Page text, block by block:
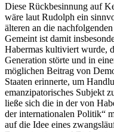
Diese Rückbesinnung auf
wäre laut Rudolph ein
älteren an die
Gemeint ist damit
Habermas kultiviert wurde,
Generation störte und in
möglichen Beitrag von
Staaten erinnerte, um
emanzipatorisches Subjekt
ließe sich die in der von
der internationalen Politik“
auf die Idee eines